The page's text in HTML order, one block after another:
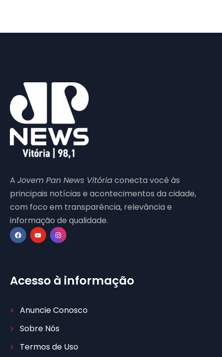
A Jovem Pan News Vitóriaconecta você às
principais notícias e acontecimentos da cidade,
com foco em transparência, relevância e
informação de qualidade.
Acesso à informação
Anuncie Conosco
Sobre Nós
Termos de Uso